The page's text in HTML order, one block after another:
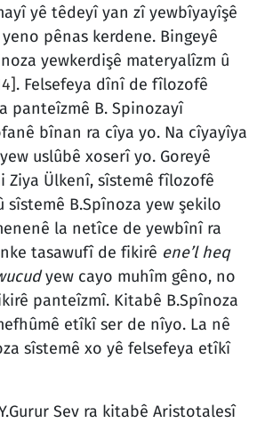
yê têdeyî yan zî yewbîyayîşê
pênas kerdene. Bingeyê
yewkerdişê materyalîzm û
. Felsefeya dînî de fîlozofê
panteîzmê B. Spinozayî
bînan ra cîya yo. Na cîyayîya
uslûbê xoserî yo. Goreyê
Ziya Ülkenî, sîstemê fîlozofê
sîstemê B.Spînoza yew şekilo
la netîce de yewbînî ra
tasawufî de fikirê ene’l heq
yew cayo muhîm gêno, no
panteîzmî. Kitabê B.Spînoza
etîkî ser de nîyo. La nê
sîstemê xo yê felsefeya etîkî
Sev ra kitabê Aristotalesî